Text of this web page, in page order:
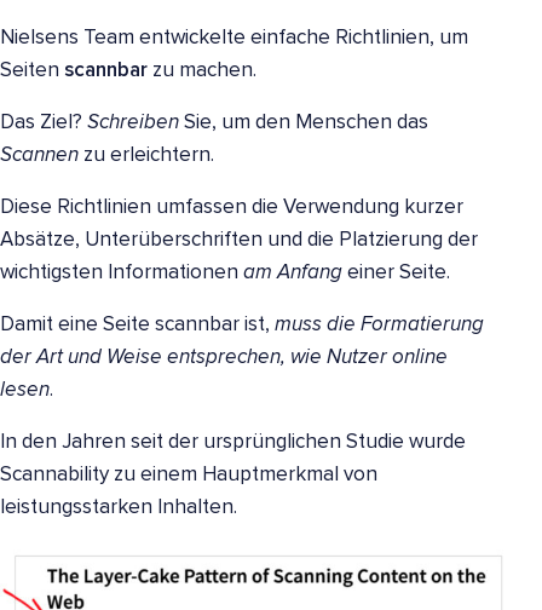
Nielsens Team entwickelte einfache Richtlinien, um
Seiten scannbar zu machen.
Das Ziel? Schreiben Sie, um den Menschen das
Scannen zu erleichtern.
Diese Richtlinien umfassen die Verwendung kurzer
Absätze, Unterüberschriften und die Platzierung der
wichtigsten Informationen am Anfang einer Seite.
Damit eine Seite scannbar ist, muss die Formatierung
der Art und Weise entsprechen, wie Nutzer online
lesen.
In den Jahren seit der ursprünglichen Studie wurde
Scannability zu einem Hauptmerkmal von
leistungsstarken Inhalten.